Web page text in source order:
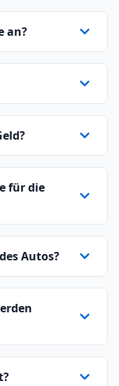
an?
für die
Autos?